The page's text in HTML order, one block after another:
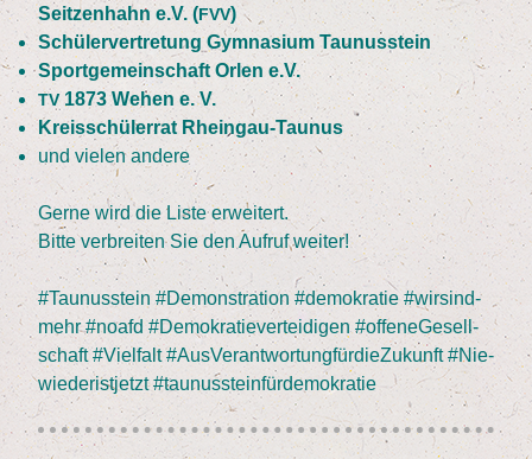
Seit­zen­hahn e.V. (FVV)
Schü­ler­ver­tre­tung Gym­na­si­um Taunusstein
Sport­ge­mein­schaft Orlen e.V.
TV 1873 Wehen e. V.
Kreis­schü­ler­rat Rheingau-Taunus
und vie­len andere
Ger­ne wird die Lis­te erwei­tert.
Bit­te ver­brei­ten Sie den Auf­ruf weiter!
#Tau­nus­stein #Demons­tra­ti­on #demo­kra­tie #wir­s­ind­
mehr #noafd #Demo­kra­tie­ver­tei­di­gen #offe­n­eGe­sell­
schaft #Viel­falt #Aus­Ver­ant­wor­tung­für­die­Zu­kunft #Nie­
wie­derist­jetzt #tau­nus­stein­für­de­mo­kra­tie